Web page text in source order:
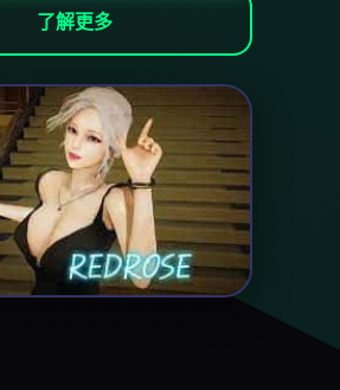
了解更多